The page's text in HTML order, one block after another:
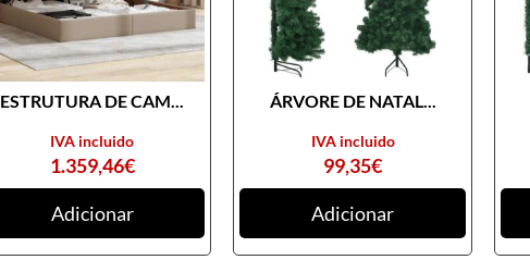
ESTRUTURA DE CAM...
1.359,46€
IVA incluido
Adicionar
ÁRVORE DE NATAL...
99,35€
IVA incluido
Adicionar